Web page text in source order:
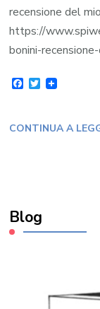
recensione del
https://
bonini-
Facebook
Twitter
CONTINUA A
Blog